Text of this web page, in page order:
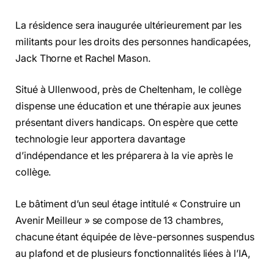
La résidence sera inaugurée ultérieurement par les
militants pour les droits des personnes handicapées,
Jack Thorne et Rachel Mason.
Situé à Ullenwood, près de Cheltenham, le collège
dispense une éducation et une thérapie aux jeunes
présentant divers handicaps. On espère que cette
technologie leur apportera davantage
d’indépendance et les préparera à la vie après le
collège.
Le bâtiment d’un seul étage intitulé « Construire un
Avenir Meilleur » se compose de 13 chambres,
chacune étant équipée de lève-personnes suspendus
au plafond et de plusieurs fonctionnalités liées à l’IA,